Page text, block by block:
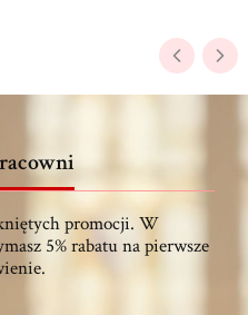
promocji. W
5% rabatu na pierwsze